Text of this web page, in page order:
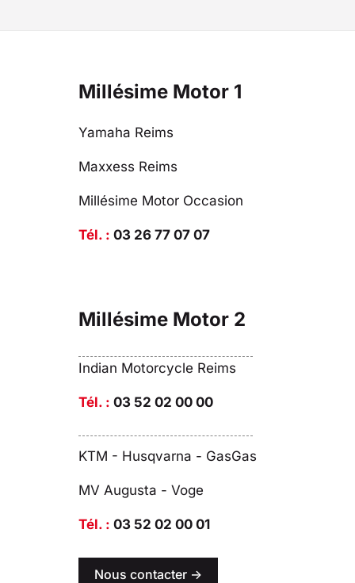
Millésime Motor 1
Yamaha Reims
Maxxess Reims
Millésime Motor Occasion
Tél. : 03 26 77 07 07
Millésime Motor 2
Indian Motorcycle Reims
Tél. : 03 52 02 00 00
KTM - Husqvarna - GasGas
MV Augusta - Voge
Tél. : 03 52 02 00 01
Nous contacter ->